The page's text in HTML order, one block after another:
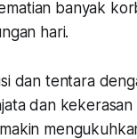
banyak
hari.
dan tentara
dan kekerasan